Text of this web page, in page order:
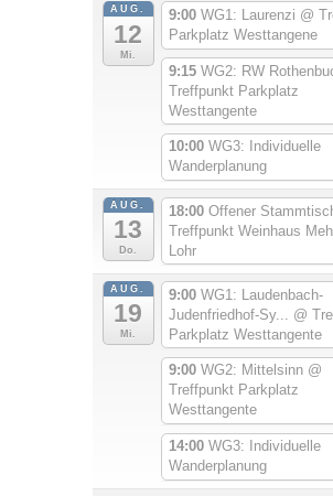
AUG.
12
Mi.
9:00 WG1: Laurenzi @
Parkplatz Westtangene
9:15 WG2: RW
Treffpunkt Parkplatz
Westtangente
10:00 WG3: Individuelle
Wanderplanung
AUG.
13
Do.
18:00 Offener
Treffpunkt Weinhaus
Lohr
AUG.
19
Mi.
9:00 WG1: Laudenbach-
Judenfriedhof-Sy... @
Parkplatz Westtangente
9:00 WG2: Mittelsinn @
Treffpunkt Parkplatz
Westtangente
14:00 WG3: Individuelle
Wanderplanung